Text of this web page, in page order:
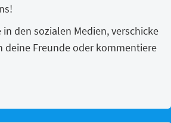
den sozialen Medien, verschicke
deine Freunde oder kommentiere